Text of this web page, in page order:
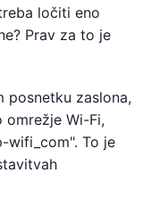
ločiti eno
Prav za to je
zaslona,
omrežje Wi-Fi,
wifi_com". To je